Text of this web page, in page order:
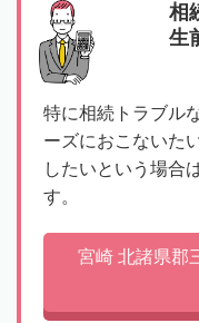
相
生
特に相続トラブル
ーズにおこないた
したいという場合
す。
宮崎 北諸県郡